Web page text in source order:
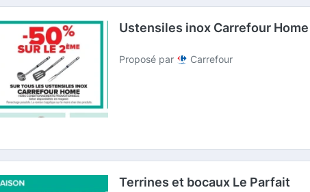
Ustensiles inox Carrefour Home
Proposé par Carrefour
Terrines et bocaux Le Parfait